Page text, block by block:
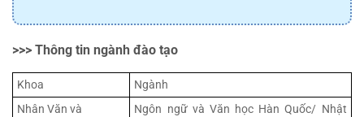
>>> Thông tin ngành đào tạo
Khoa
Ngành
Nhân Văn và
Ngôn ngữ và Văn học Hàn Quốc/ Nhật